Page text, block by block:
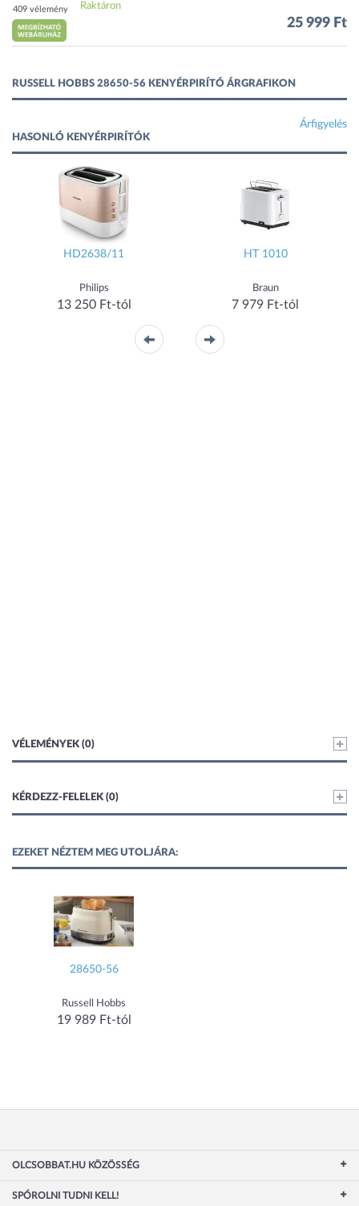
409 vélemény Raktáron
25 999 Ft
RUSSELL HOBBS 28650-56 KENYÉRPIRÍTÓ ÁRGRAFIKON
Árfigyelés
HASONLÓ KENYÉRPIRÍTÓK
HD2638/11
Philips
13 250 Ft-tól
HT 1010
Braun
7 979 Ft-tól
VÉLEMÉNYEK (0)
KÉRDEZZ-FELELEK (0)
EZEKET NÉZTEM MEG UTOLJÁRA:
28650-56
Russell Hobbs
19 989 Ft-tól
OLCSOBBAT.HU KÖZÖSSÉG
SPÓROLNI TUDNI KELL!